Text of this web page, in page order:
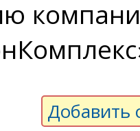
Добавить